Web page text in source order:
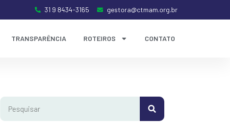
31 9 8434-3165 gestora@ctmam.org.br
TRANSPARÊNCIA ROTEIROS CONTATO